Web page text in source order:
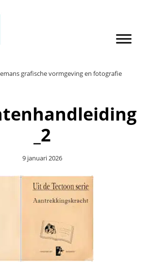
Hoosemans
grafische vormgeving en fotografie
_2
9 januari 2026